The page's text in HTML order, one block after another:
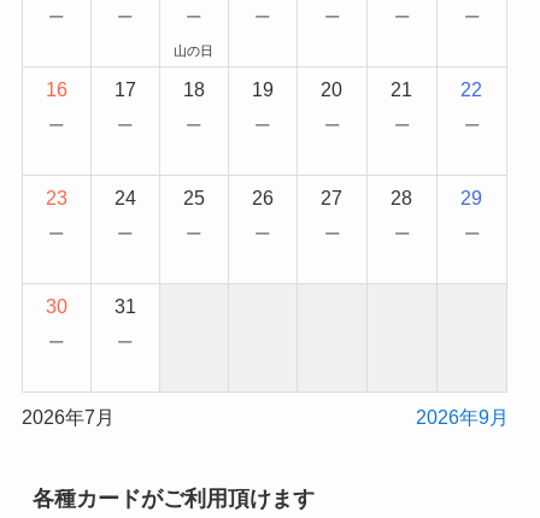
− − −
山の日
− − − −
16
−
17
−
18
−
19
−
20
−
21
−
22
−
23
−
24
−
25
−
26
−
27
−
28
−
29
−
30
−
31
−
2026年7月 2026年9月
各種カードがご利用頂けます